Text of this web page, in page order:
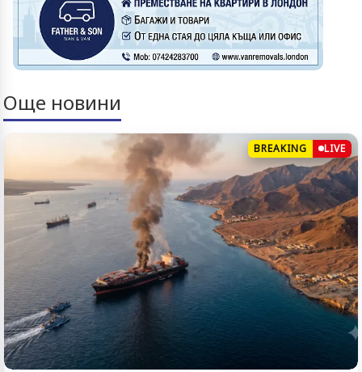
Още новини
BREAKING LIVE